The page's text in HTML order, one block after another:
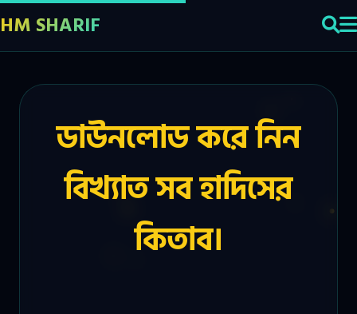
HM SHARIF
ডাউনলোড করে নিন
বিখ্যাত সব হাদিসের
কিতাব।